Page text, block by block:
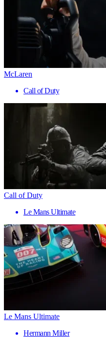
McLaren
Call of Duty
Call of Duty
Le Mans Ultimate
Le Mans Ultimate
Hermann Miller